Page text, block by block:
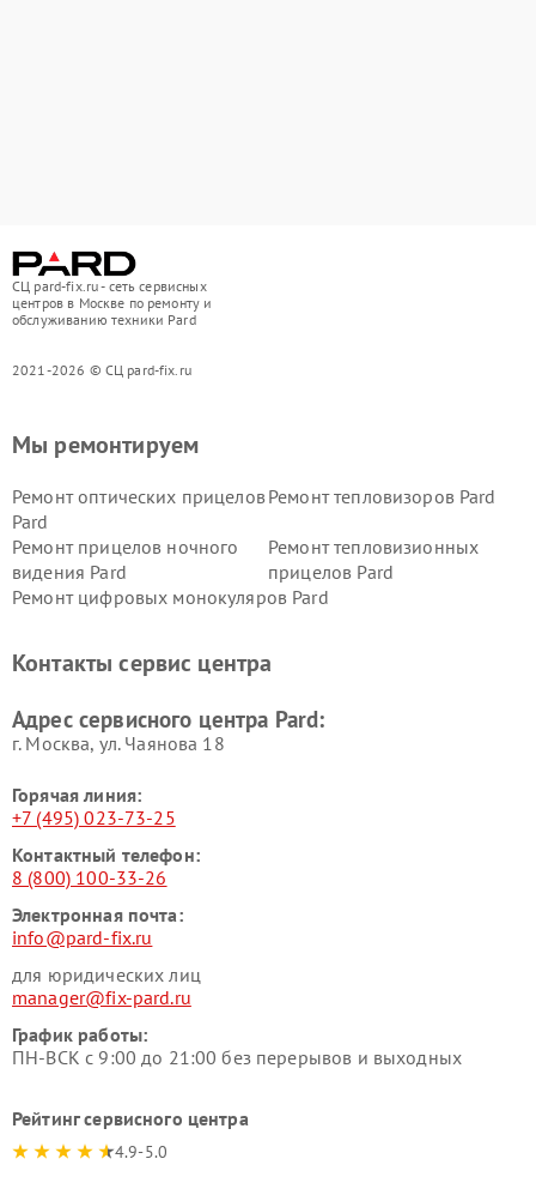
СЦ pard-fix.ru - сеть сервисных
центров в Москве по ремонту и
обслуживанию техники Pard
2021-2026 © СЦ pard-fix.ru
Мы ремонтируем
Ремонт оптических прицелов
Pard
Ремонт тепловизоров Pard
Ремонт прицелов ночного
видения Pard
Ремонт тепловизионных
прицелов Pard
Ремонт цифровых монокуляров Pard
Контакты сервис центра
Адрес сервисного центра Pard:
г. Москва, ул. Чаянова 18
Горячая линия:
+7 (495) 023-73-25
Контактный телефон:
8 (800) 100-33-26
Электронная почта:
info@pard-fix.ru
для юридических лиц
manager@fix-pard.ru
График работы:
ПН-ВСК с 9:00 до 21:00 без перерывов и выходных
Рейтинг сервисного центра
4.9-5.0